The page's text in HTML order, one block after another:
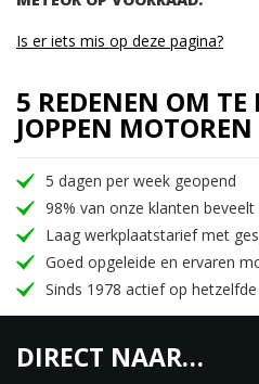
Is er iets mis op deze pagina?
5 REDENEN OM TE
JOPPEN MOTOREN
5 dagen per week geopend
98% van onze klanten beveelt
Laag werkplaatstarief met
Goed opgeleide en ervaren
Sinds 1978 actief op
DIRECT NAAR…